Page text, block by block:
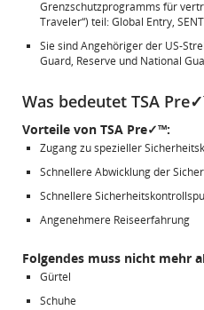
Grenzschutzprogramms für
Traveler“) teil: Global Entry,
Sie sind Angehöriger der US-
Guard, Reserve und National
Was bedeutet TSA
Vorteile von TSA Pre✓™:
Zugang zu spezieller
Schnellere Abwicklung der
Schnellere
Angenehmere Reiseerfahrung
Folgendes muss nicht mehr
Gürtel
Schuhe